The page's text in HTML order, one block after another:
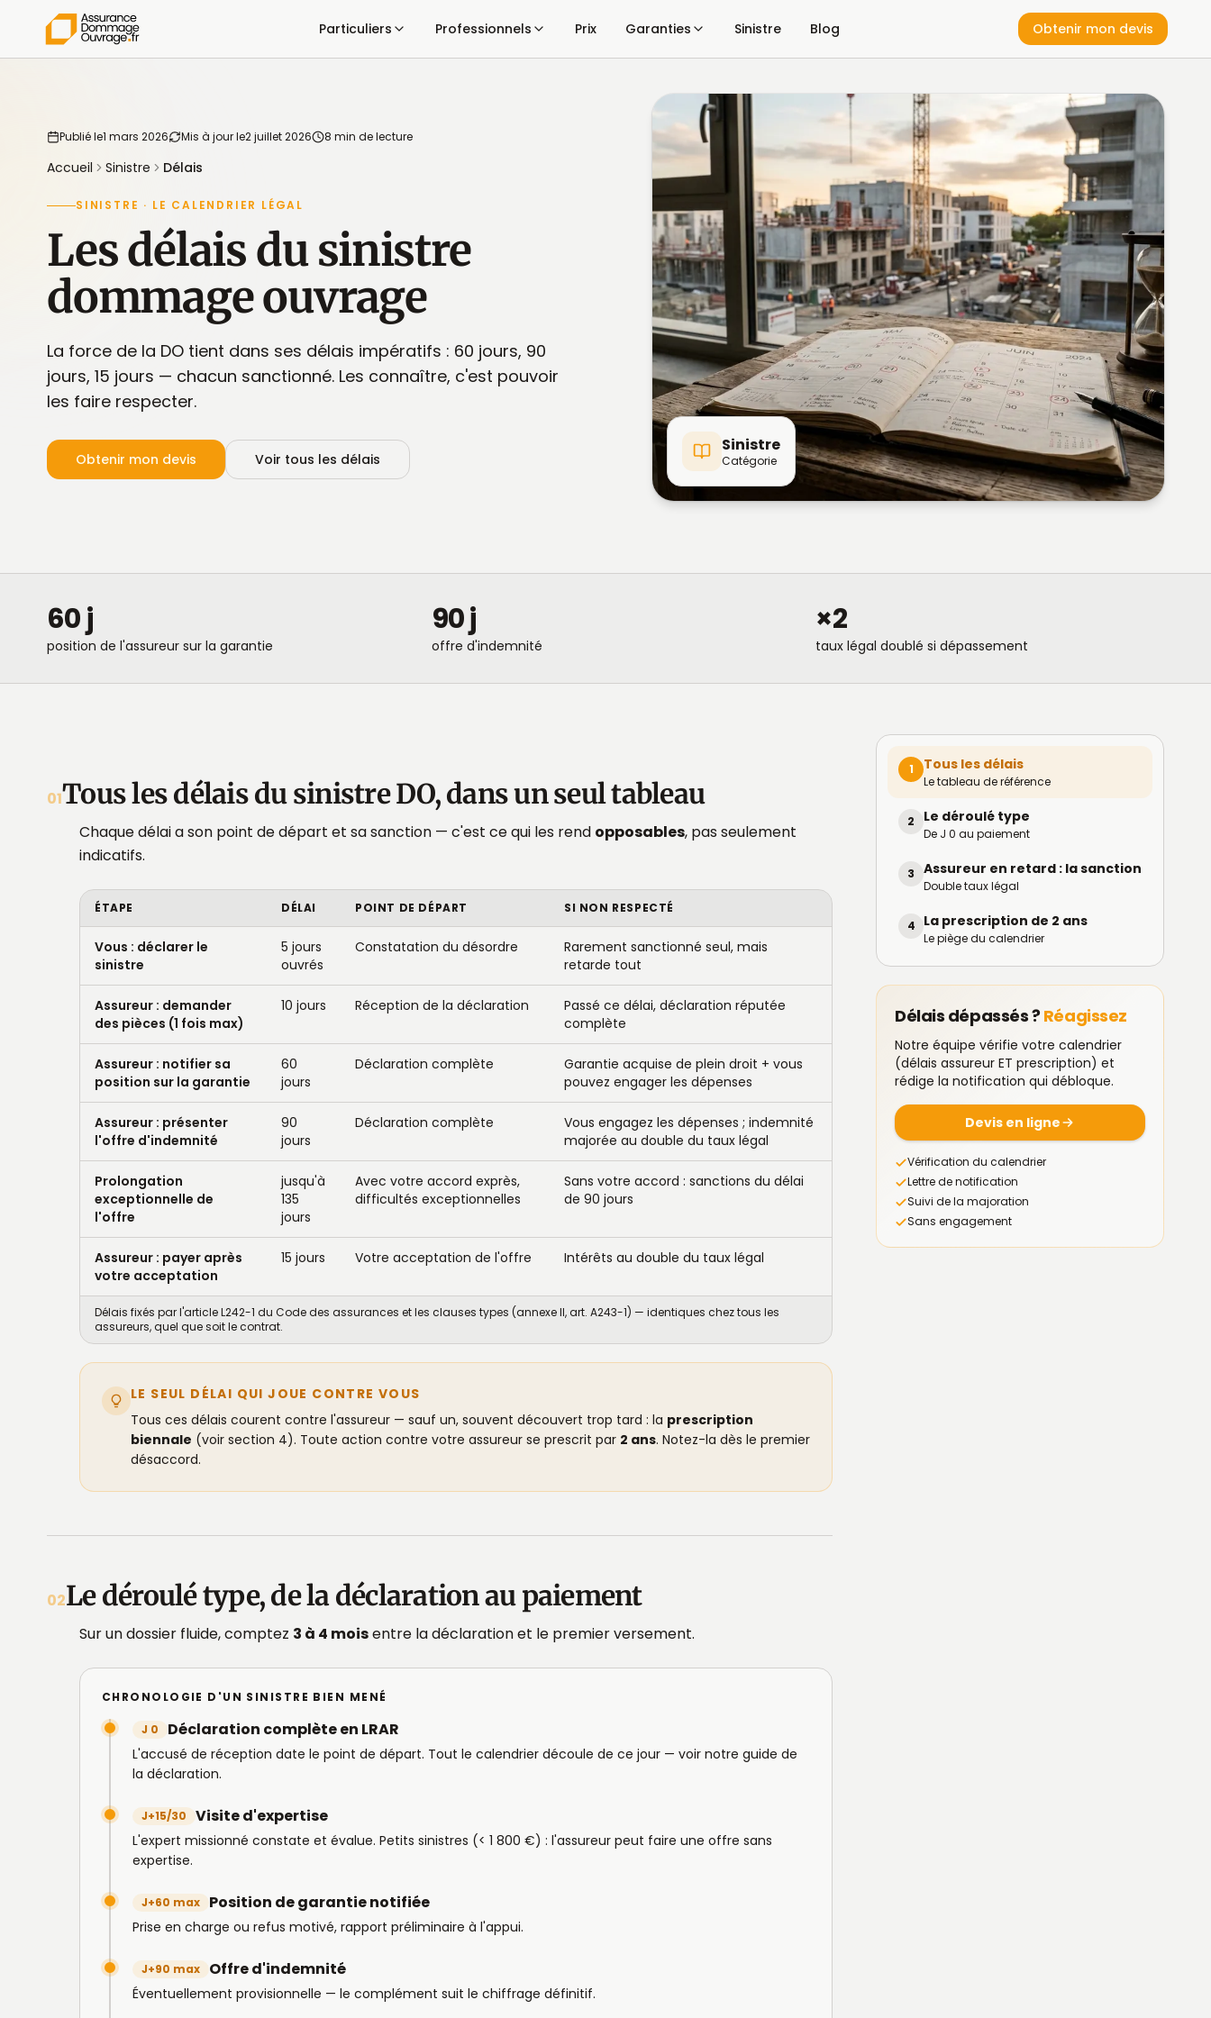
Particuliers Professionnels Prix Garanties Sinistre Blog Obtenir mon devis
Publié le1 mars 2026 Mis à jour le2 juillet 2026 8 min de lecture
Accueil Sinistre Délais
SINISTRE · LE CALENDRIER LÉGAL
Les délais du sinistre
dommage ouvrage
La force de la DO tient dans ses délais impératifs : 60 jours, 90
jours, 15 jours — chacun sanctionné. Les connaître, c'est pouvoir
les faire respecter.
Obtenir mon devis Voir tous les délais
Sinistre
Catégorie
60 j
position de l'assureur sur la garantie
90 j
offre d'indemnité
×2
taux légal doublé si dépassement
01Tous les délais du sinistre DO, dans un seul tableau
Chaque délai a son point de départ et sa sanction — c'est ce qui les rend opposables, pas seulement
indicatifs.
ÉTAPE DÉLAI POINT DE DÉPART SI NON RESPECTÉ
Vous : déclarer le
sinistre
5 jours
ouvrés
Constatation du désordre
Rarement sanctionné seul, mais
retarde tout
Assureur : demander
des pièces (1 fois max)
10 jours Réception de la déclaration
Passé ce délai, déclaration réputée
complète
Assureur : notifier sa
position sur la garantie
60
jours
Déclaration complète
Garantie acquise de plein droit + vous
pouvez engager les dépenses
Assureur : présenter
l'offre d'indemnité
90
jours
Déclaration complète
Vous engagez les dépenses ; indemnité
majorée au double du taux légal
Prolongation
exceptionnelle de
l'offre
jusqu'à
135
jours
Avec votre accord exprès,
difficultés exceptionnelles
Sans votre accord : sanctions du délai
de 90 jours
Assureur : payer après
votre acceptation
15 jours Votre acceptation de l'offre Intérêts au double du taux légal
Délais fixés par l'article L242-1 du Code des assurances et les clauses types (annexe II, art. A243-1) — identiques chez tous les
assureurs, quel que soit le contrat.
LE SEUL DÉLAI QUI JOUE CONTRE VOUS
Tous ces délais courent contre l'assureur — sauf un, souvent découvert trop tard : la prescription
biennale (voir section 4). Toute action contre votre assureur se prescrit par 2 ans. Notez-la dès le premier
désaccord.
02Le déroulé type, de la déclaration au paiement
Sur un dossier fluide, comptez 3 à 4 moisentre la déclaration et le premier versement.
CHRONOLOGIE D'UN SINISTRE BIEN MENÉ
J 0 Déclaration complète en LRAR
L'accusé de réception date le point de départ. Tout le calendrier découle de ce jour — voir notre guide de
la déclaration.
J+15/30 Visite d'expertise
L'expert missionné constate et évalue. Petits sinistres (< 1 800 €) : l'assureur peut faire une offre sans
expertise.
J+60 max Position de garantie notifiée
Prise en charge ou refus motivé, rapport préliminaire à l'appui.
J+90 max Offre d'indemnité
Éventuellement provisionnelle — le complément suit le chiffrage définitif.
1 Tous les délais
Le tableau de référence
2 Le déroulé type
De J 0 au paiement
3 Assureur en retard : la sanction
Double taux légal
4 La prescription de 2 ans
Le piège du calendrier
Délais dépassés ? Réagissez
Notre équipe vérifie votre calendrier
(délais assureur ET prescription) et
rédige la notification qui débloque.
Devis en ligne
Vérification du calendrier
Lettre de notification
Suivi de la majoration
Sans engagement